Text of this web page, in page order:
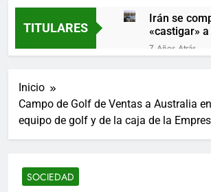
TITULARES
Irán se
«castigar»
derribar un
7 Años Atrás
diciembre
Los
especiales
7 Años Atrás
Inicio
Campo de Golf de Ventas a Australia
equipo de golf y de la caja de la
SOCIEDAD